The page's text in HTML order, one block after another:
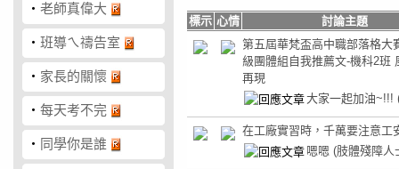
‧ 老師真偉大
‧ 班導ㄟ禱告室
‧ 家長的關懷
‧ 每天考不完
‧ 同學你是誰
標示 心情
討論主題
第五屆華梵盃高中職部落格大
級團體組自我推薦文-機科2班
再現
大家一起加油~!!!
在工廠實習時，千萬要注意工
嗯嗯 (肢體殘障人